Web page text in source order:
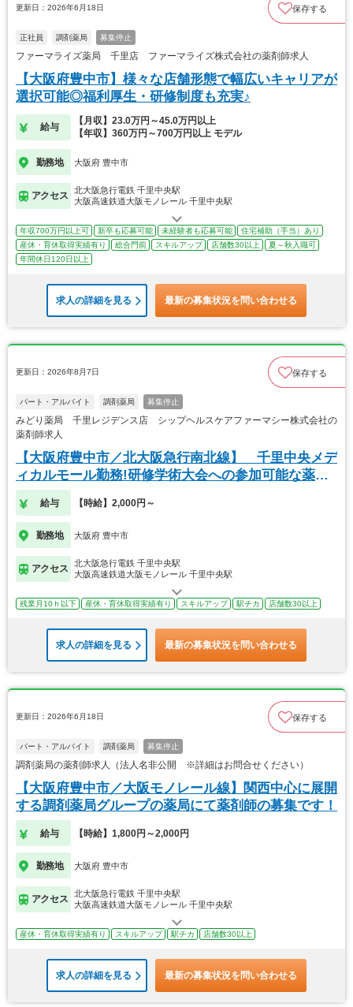
更新日：2026年6月18日 保存する
正社員 調剤薬局 募集停止
ファーマライズ薬局 千里店 ファーマライズ株式会社の薬剤師求人
【大阪府豊中市】様々な店舗形態で幅広いキャリアが
選択可能◎福利厚生・研修制度も充実♪
給与
【月収】23.0万円～45.0万円以上
【年収】360万円～700万円以上 モデル
勤務地 大阪府 豊中市
アクセス
北大阪急行電鉄 千里中央駅
大阪高速鉄道大阪モノレール 千里中央駅
年収700万円以上可 新卒も応募可能 未経験者も応募可能
住宅補助（手当）あり
産休・育休取得実績有り
総合門前 スキルアップ 店舗数30以上
夏～秋入職可
年間休日120日以上
求人の詳細を見る 最新の募集状況を問い合わせる
更新日：2026年8月7日 保存する
パート・アルバイト 調剤薬局 募集停止
みどり薬局 千里レジデンス店 シップヘルスケアファーマシー株式会社の
薬剤師求人
【大阪府豊中市／北大阪急行南北線】 千里中央メデ
ィカルモール勤務!研修学術大会への参加可能な薬
局！
給与 【時給】2,000円～
勤務地 大阪府 豊中市
アクセス
北大阪急行電鉄 千里中央駅
大阪高速鉄道大阪モノレール 千里中央駅
残業月10ｈ以下 産休・育休取得実績有り スキルアップ 駅チカ 店舗数30以上
求人の詳細を見る 最新の募集状況を問い合わせる
更新日：2026年6月18日 保存する
パート・アルバイト 調剤薬局 募集停止
調剤薬局の薬剤師求人（法人名非公開 ※詳細はお問合せください）
【大阪府豊中市／大阪モノレール線】関西中心に展開
する調剤薬局グループの薬局にて薬剤師の募集です！
給与 【時給】1,800円～2,000円
勤務地 大阪府 豊中市
アクセス
北大阪急行電鉄 千里中央駅
大阪高速鉄道大阪モノレール 千里中央駅
産休・育休取得実績有り スキルアップ 駅チカ 店舗数30以上
求人の詳細を見る 最新の募集状況を問い合わせる